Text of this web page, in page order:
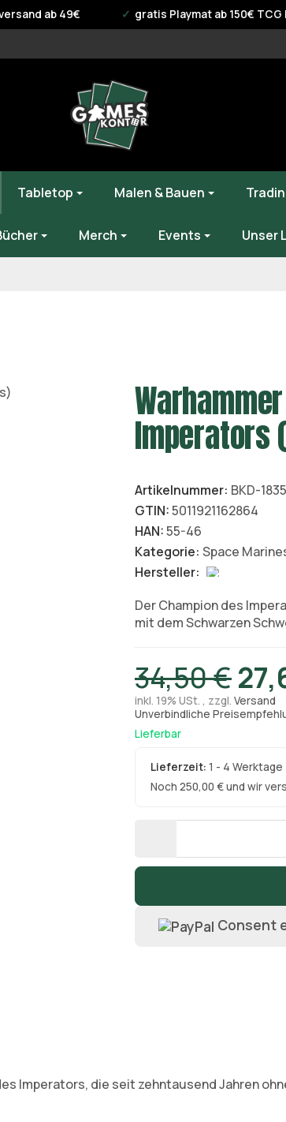
ab 49€ gratis Playmat ab 150€ TCG
Tabletop Malen & Bauen
Merch Events Unser
Imperators
Artikelnummer: BKD-
GTIN:5011921162864
HAN:55-46
Kategorie: Space
Hersteller:
Der Champion des
mit dem Schwarzen
34,50 €
inkl. 19% USt. , zzgl. Versand
Unverbindliche
Lieferbar
Lieferzeit:1 - 4 Werktage
Noch 250,00 € und wir
Consent
Imperators, die seit zehntausend Jahren